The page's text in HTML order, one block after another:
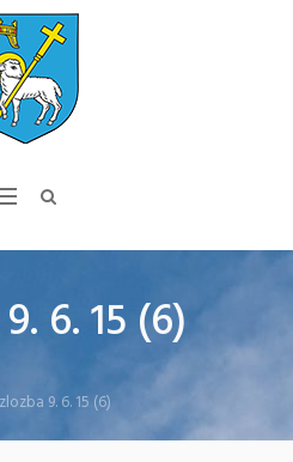
6. 15 (6)
9. 6. 15 (6)